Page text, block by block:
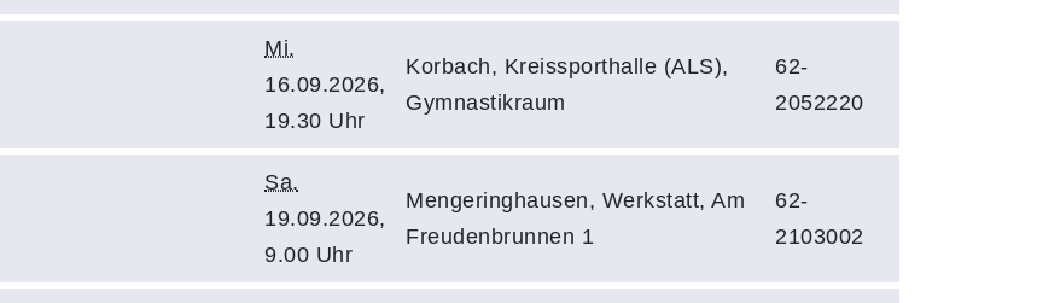
Mi.
16.09.2026,
19.30 Uhr
Korbach, Kreissporthalle (ALS),
Gymnastikraum
62-
2052220
Sa.
19.09.2026,
9.00 Uhr
Mengeringhausen, Werkstatt, Am
Freudenbrunnen 1
62-
2103002